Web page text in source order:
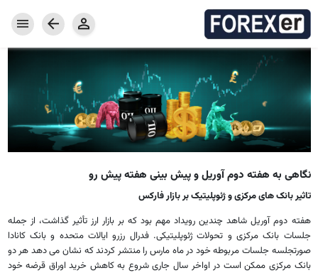
نگاهی به هفته دوم آوریل و پیش بینی هفته پیش رو
تاثیر بانک های مرکزی و ژئوپلیتیک بر بازار فارکس
هفته دوم آوریل شاهد چندین رویداد مهم بود که بر بازار ارز تأثیر گذاشت، از جمله
جلسات بانک مرکزی و تحولات ژئوپلیتیکی. فدرال رزرو ایالات متحده و بانک کانادا
صورتجلسه جلسات مربوطه خود در ماه مارس را منتشر کردند که نشان می دهد هر دو
بانک مرکزی ممکن است در اواخر سال جاری شروع به کاهش خرید اوراق قرضه خود
بازار فارکس
محصولات فارکسر
جفت ارزها
کامودیتی
خدمات فارکس
حساب معاملاتی
حساب تمرینی دمو
پراپ امن GMpFA
معرف فارکسر
هزینه معامله
واریز و برداشت
سرمایه گذاری
نرم افزار معاملاتی
اخبار و مقاله ها
مفاهیم پایه فارکس
مقالات
تقویم اقتصادی
درباره کارگزاری فارکسر